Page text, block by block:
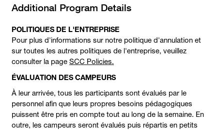
Additional Program Details
POLITIQUES DE L'ENTREPRISE
Pour plus d'informations sur notre politique d'annulation et
sur toutes les autres politiques de l'entreprise, veuillez
consulter la page SCC Policies.
ÉVALUATION DES CAMPEURS
À leur arrivée, tous les participants sont évalués par le
personnel afin que leurs propres besoins pédagogiques
puissent être pris en compte tout au long de la semaine. En
outre, les campeurs seront évalués puis répartis en petits